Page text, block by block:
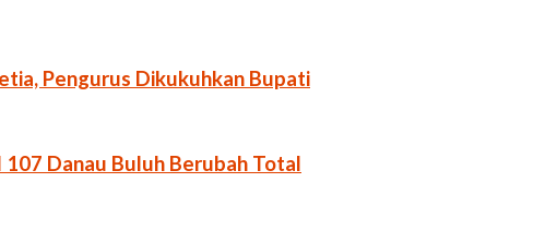
Pengurus Dikukuhkan Bupati
107 Danau Buluh Berubah Total